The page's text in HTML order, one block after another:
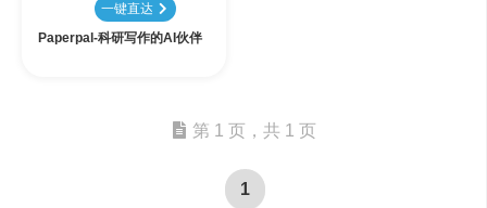
一键直达
Paperpal-科研写作的AI伙伴
第 1 页，共 1 页
1